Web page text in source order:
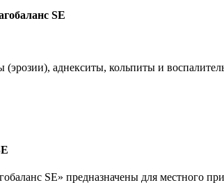
SE
аднекситы, кольпиты и
SE» предназначены для местного